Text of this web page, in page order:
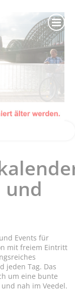
und
Events für
mit freiem Eintritt
jeden Tag. Das
um eine bunte
nah im Veedel.